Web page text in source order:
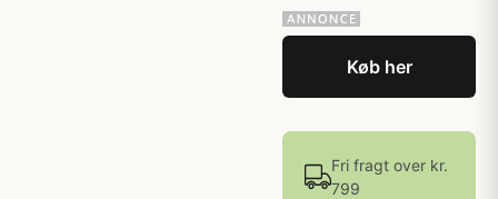
Køb her
Fri fragt over kr.
799